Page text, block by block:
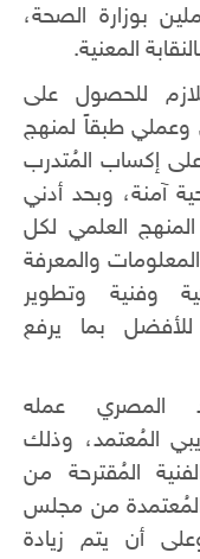
بوزارة الصحة،
المعنية.
للحصول على
وعملي طبقاً لمنهج
إكساب المُتدرب
آمنة، وبحد أدني
المنهج العلمي لكل
والمعرفة
وفنية وتطوير
بما يرفع
المصري عمله
المُعتمد، وذلك
المُقترحة من
من مجلس
أن يتم زيادة